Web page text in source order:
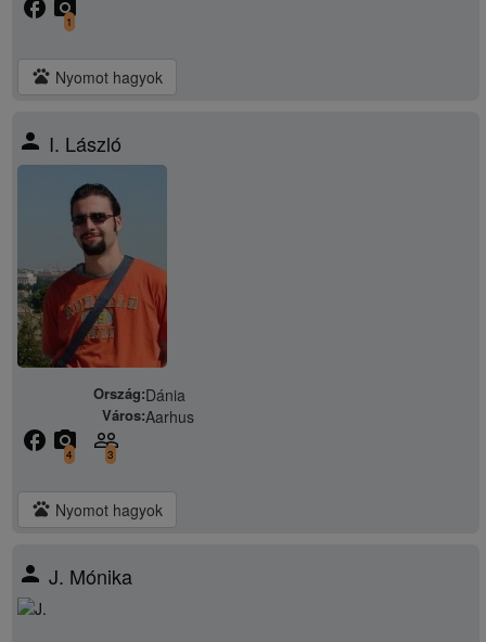
facebook camera_alt
1
pets Nyomot hagyok
person I. László
Ország:Dánia
Város:Aarhus
facebook camera_alt
4
people_outline
3
pets Nyomot hagyok
person J. Mónika